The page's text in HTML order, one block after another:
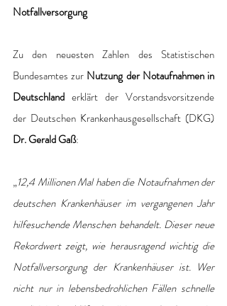
Notfallversorgung
Zu den neuesten Zahlen des Statistischen
Bundesamtes zur Nutzung der Notaufnahmen in
Deutschland erklärt der Vorstandsvorsitzende
Dr. Gerald Gaß:
„12,4 Millionen Mal haben die Notaufnahmen der
deutschen Krankenhäuser im vergangenen Jahr
hilfesuchende Menschen behandelt. Dieser neue
Rekordwert zeigt, wie herausragend wichtig die
Notfallversorgung der Krankenhäuser ist. Wer
nicht nur in lebensbedrohlichen Fällen schnelle